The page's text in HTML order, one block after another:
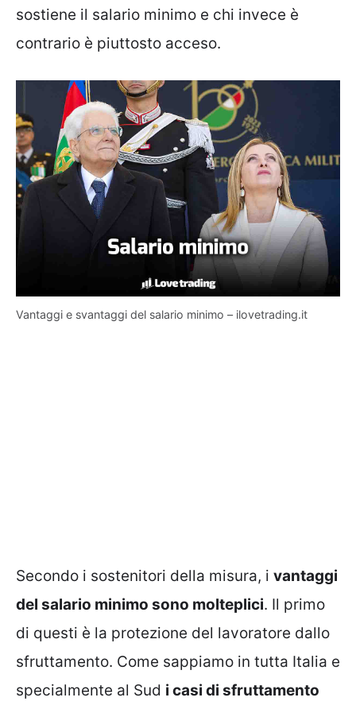
sostiene il salario minimo e chi invece è
contrario è piuttosto acceso.
Vantaggi e svantaggi del salario minimo – ilovetrading.it
Secondo i sostenitori della misura, i vantaggi
del salario minimo sono molteplici. Il primo
di questi è la protezione del lavoratore dallo
sfruttamento. Come sappiamo in tutta Italia e
specialmente al Sud i casi di sfruttamento